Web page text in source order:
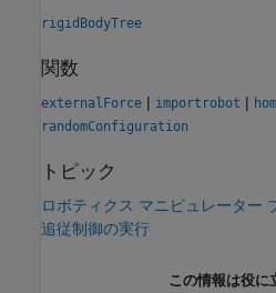
rigidBodyTree
関数
externalForce | importrobot |
randomConfiguration
トピック
ロボティクス マニピュレーター
追従制御の実行
この情報は役に